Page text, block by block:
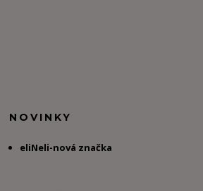
NOVINKY
eliNeli-nová značka